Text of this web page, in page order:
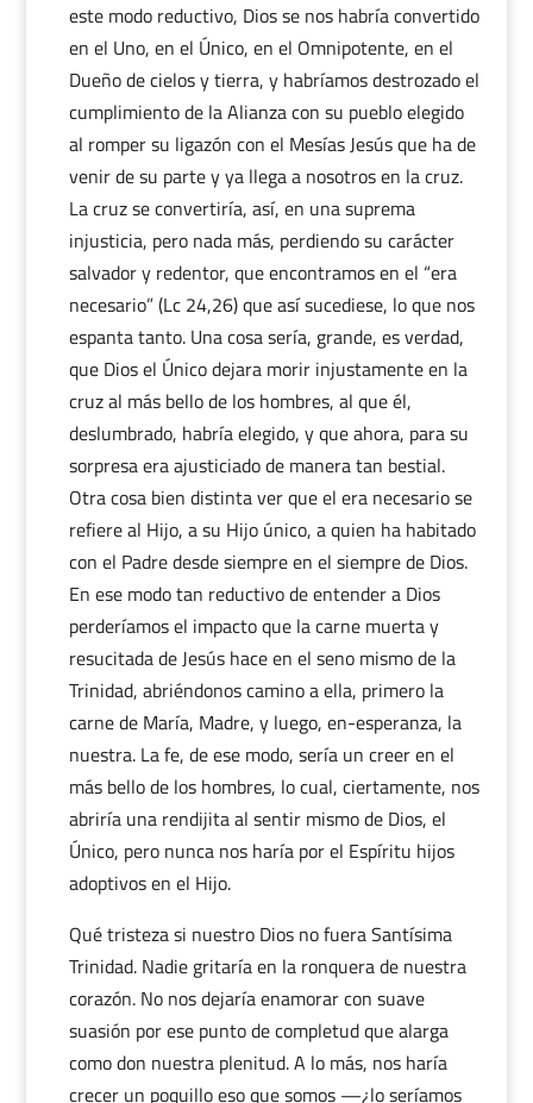
este modo reductivo, Dios se nos habría convertido
en el Uno, en el Único, en el Omnipotente, en el
Dueño de cielos y tierra, y habríamos destrozado el
cumplimiento de la Alianza con su pueblo elegido
al romper su ligazón con el Mesías Jesús que ha de
venir de su parte y ya llega a nosotros en la cruz.
La cruz se convertiría, así, en una suprema
injusticia, pero nada más, perdiendo su carácter
salvador y redentor, que encontramos en el “era
necesario” (Lc 24,26) que así sucediese, lo que nos
espanta tanto. Una cosa sería, grande, es verdad,
que Dios el Único dejara morir injustamente en la
cruz al más bello de los hombres, al que él,
deslumbrado, habría elegido, y que ahora, para su
sorpresa era ajusticiado de manera tan bestial.
Otra cosa bien distinta ver que el era necesario se
refiere al Hijo, a su Hijo único, a quien ha habitado
con el Padre desde siempre en el siempre de Dios.
En ese modo tan reductivo de entender a Dios
perderíamos el impacto que la carne muerta y
resucitada de Jesús hace en el seno mismo de la
Trinidad, abriéndonos camino a ella, primero la
carne de María, Madre, y luego, en-esperanza, la
nuestra. La fe, de ese modo, sería un creer en el
más bello de los hombres, lo cual, ciertamente, nos
abriría una rendijita al sentir mismo de Dios, el
Único, pero nunca nos haría por el Espíritu hijos
adoptivos en el Hijo.
Qué tristeza si nuestro Dios no fuera Santísima
Trinidad. Nadie gritaría en la ronquera de nuestra
corazón. No nos dejaría enamorar con suave
suasión por ese punto de completud que alarga
como don nuestra plenitud. A lo más, nos haría
crecer un poquillo eso que somos —¿lo seríamos